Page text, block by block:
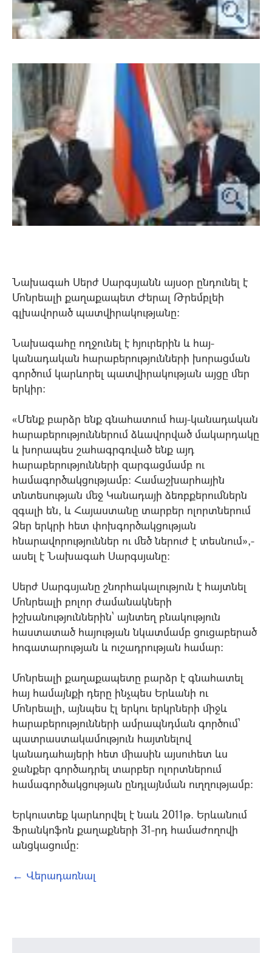
Նախագահ Սերժ Սարգսյանն այսօր ընդունել է
Մոնրեալի քաղաքապետ Ժերալ Թրեմբլեի
գլխավորած պատվիրակությանը:
Նախագահը ողջունել է հյուրերին և հայ-
կանադական հարաբերությունների խորացման
գործում կարևորել պատվիրակության այցը մեր
երկիր:
«Մենք բարձր ենք գնահատում հայ-կանադական
հարաբերություններում ձևավորված մակարդակը
և խորապես շահագրգռված ենք այդ
հարաբերությունների զարգացմամբ ու
համագործակցությամբ: Համաշխարհային
տնտեսության մեջ Կանադայի ձեռբքերումներն
զգալի են, և Հայաստանը տարբեր ոլորտներում
Ձեր երկրի հետ փոխգործակցության
հնարավորություններ ու մեծ ներուժ է տեսնում»,-
ասել է Նախագահ Սարգսյանը:
Սերժ Սարգսյանը շնորհակալություն է հայտնել
Մոնրեալի բոլոր ժամանակների
իշխանություններին` այնտեղ բնակություն
հաստատած հայության նկատմամբ ցուցաբերած
հոգատարության և ուշադրության համար:
Մոնրեալի քաղաքապետը բարձր է գնահատել
հայ համայնքի դերը ինչպես Երևանի ու
Մոնրեալի, այնպես էլ երկու երկրների միջև
հարաբերությունների ամրապնդման գործում`
պատրաստակամություն հայտնելով
կանադահայերի հետ միասին այսուհետ ևս
ջանքեր գործադրել տարբեր ոլորտներում
hամագործակցության ընդլայնման ուղղությամբ:
Երկուստեք կարևորվել է նաև 2011թ. Երևանում
Ֆրանկոֆոն քաղաքների 31-րդ համաժողովի
անցկացումը:
← Վերադառնալ